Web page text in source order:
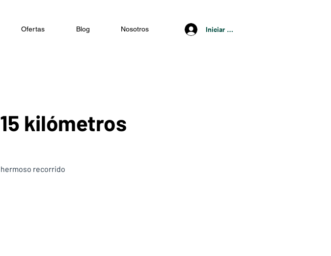
Ofertas Blog Nosotros Iniciar Sesión
kilómetros
recorrido